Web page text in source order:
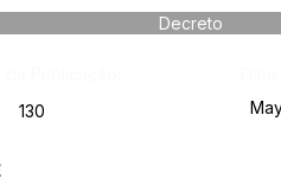
Decreto
130